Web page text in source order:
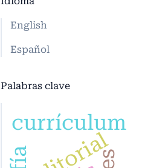
English
Español
Palabras clave
currículum